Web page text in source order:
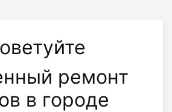
ремонт
в городе